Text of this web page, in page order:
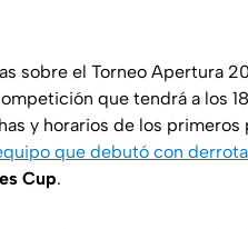
sobre el Torneo Apertura
que tendrá a los
y horarios de los primeros
que debutó con
Cup.